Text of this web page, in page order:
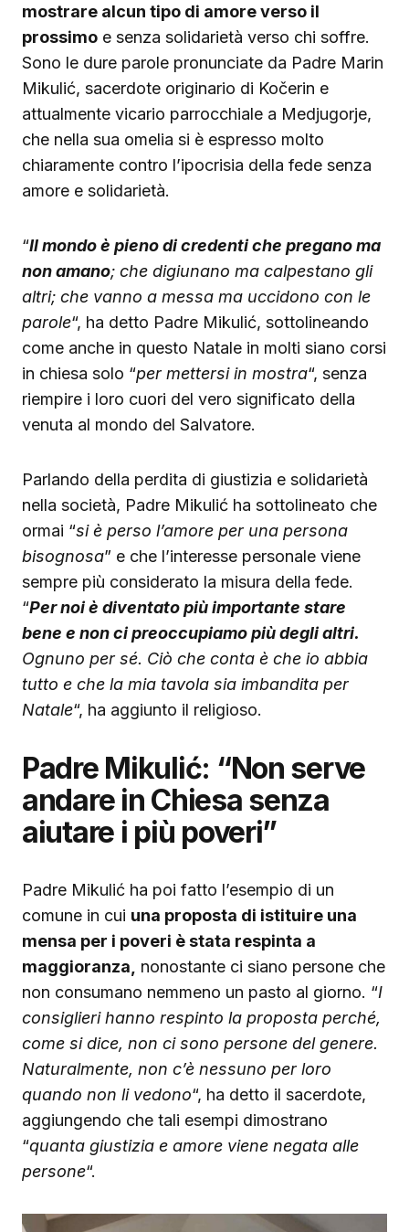
mostrare alcun tipo di amore verso il
prossimo e senza solidarietà verso chi soffre.
Sono le dure parole pronunciate da Padre Marin
Mikulić, sacerdote originario di Kočerin e
attualmente vicario parrocchiale a Medjugorje,
che nella sua omelia si è espresso molto
chiaramente contro l’ipocrisia della fede senza
amore e solidarietà.
“Il mondo è pieno di credenti che pregano ma
non amano; che digiunano ma calpestano gli
altri; che vanno a messa ma uccidono con le
parole“, ha detto Padre Mikulić, sottolineando
come anche in questo Natale in molti siano corsi
in chiesa solo “per mettersi in mostra“, senza
riempire i loro cuori del vero significato della
venuta al mondo del Salvatore.
Parlando della perdita di giustizia e solidarietà
nella società, Padre Mikulić ha sottolineato che
ormai “si è perso l’amore per una persona
bisognosa” e che l’interesse personale viene
sempre più considerato la misura della fede.
“Per noi è diventato più importante stare
bene e non ci preoccupiamo più degli altri.
Ognuno per sé. Ciò che conta è che io abbia
tutto e che la mia tavola sia imbandita per
Natale“, ha aggiunto il religioso.
Padre Mikulić: “Non serve
andare in Chiesa senza
aiutare i più poveri”
Padre Mikulić ha poi fatto l’esempio di un
comune in cui una proposta di istituire una
mensa per i poveri è stata respinta a
maggioranza,
nonostante ci siano persone che
non consumano nemmeno un pasto al giorno. “I
consiglieri hanno respinto la proposta perché,
come si dice, non ci sono persone del genere.
Naturalmente, non c’è nessuno per loro
quando non li vedono“, ha detto il sacerdote,
aggiungendo che tali esempi dimostrano
“quanta giustizia e amore viene negata alle
persone“.